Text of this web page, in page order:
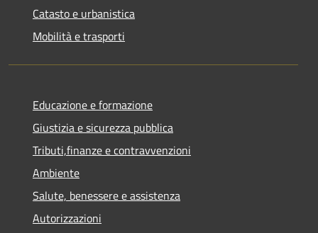
Catasto e urbanistica
Mobilità e trasporti
Educazione e formazione
Giustizia e sicurezza pubblica
Tributi,finanze e contravvenzioni
Ambiente
Salute, benessere e assistenza
Autorizzazioni